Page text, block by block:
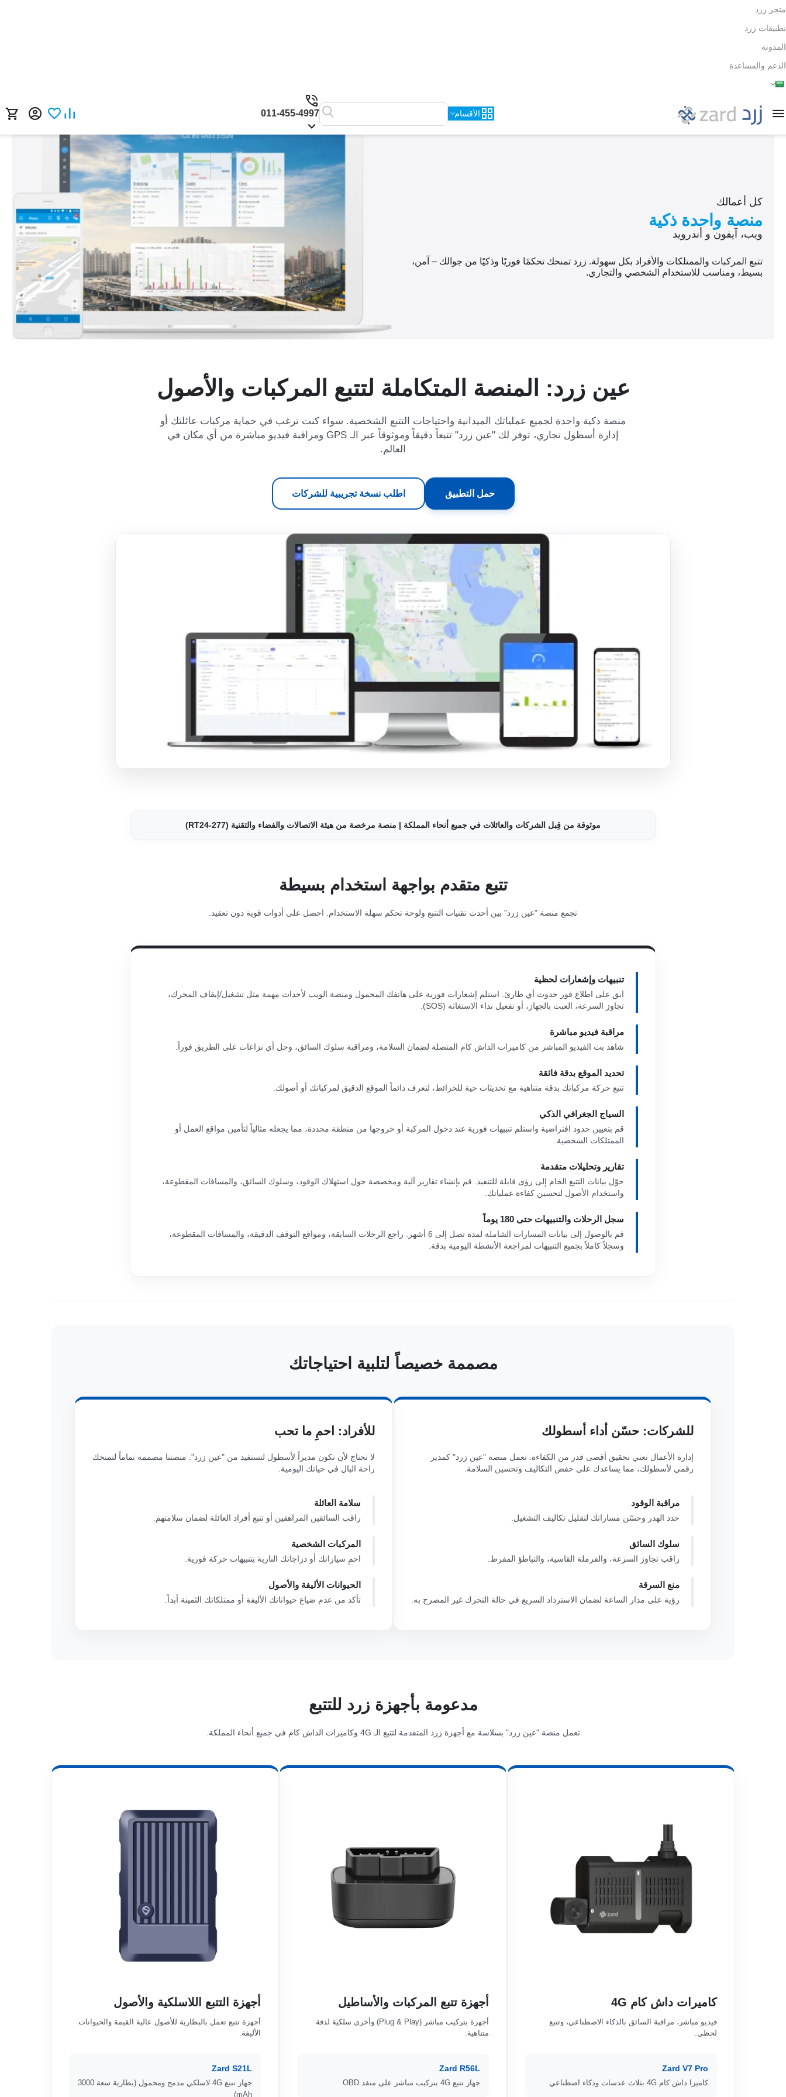
متجر زرد
تطبيقات زرد
المدونة
الدعم والمساعدة
الأقسام 011-455-4997
كل أعمالك
منصة واحدة ذكية
ويب، آيفون و أندرويد
تتبع المركبات والممتلكات والأفراد بكل سهولة. زرد تمنحك تحكمًا فوريًا وذكيًا من جوالك – آمن،
بسيط، ومناسب للاستخدام الشخصي والتجاري.
عين زرد: المنصة المتكاملة لتتبع المركبات والأصول
منصة ذكية واحدة لجميع عملياتك الميدانية واحتياجات التتبع الشخصية. سواء كنت ترغب في حماية مركبات عائلتك أو
إدارة أسطول تجاري، توفر لك "عين زرد" تتبعاً دقيقاً وموثوقاً عبر الـ GPS ومراقبة فيديو مباشرة من أي مكان في
العالم.
حمل التطبيق اطلب نسخة تجريبية للشركات
موثوقة من قِبل الشركات والعائلات في جميع أنحاء المملكة | منصة مرخصة من هيئة الاتصالات والفضاء والتقنية (RT24-277)
تتبع متقدم بواجهة استخدام بسيطة
تجمع منصة "عين زرد" بين أحدث تقنيات التتبع ولوحة تحكم سهلة الاستخدام. احصل على أدوات قوية دون تعقيد.
تنبيهات وإشعارات لحظية
ابق على اطلاع فور حدوث أي طارئ. استلم إشعارات فورية على هاتفك المحمول ومنصة الويب لأحداث مهمة مثل تشغيل/إيقاف المحرك،
تجاوز السرعة، العبث بالجهاز، أو تفعيل نداء الاستغاثة (SOS).
مراقبة فيديو مباشرة
شاهد بث الفيديو المباشر من كاميرات الداش كام المتصلة لضمان السلامة، ومراقبة سلوك السائق، وحل أي نزاعات على الطريق فوراً.
تحديد الموقع بدقة فائقة
تتبع حركة مركباتك بدقة متناهية مع تحديثات حية للخرائط، لتعرف دائماً الموقع الدقيق لمركباتك أو أصولك.
السياج الجغرافي الذكي
قم بتعيين حدود افتراضية واستلم تنبيهات فورية عند دخول المركبة أو خروجها من منطقة محددة، مما يجعله مثالياً لتأمين مواقع العمل أو
الممتلكات الشخصية.
تقارير وتحليلات متقدمة
حوّل بيانات التتبع الخام إلى رؤى قابلة للتنفيذ. قم بإنشاء تقارير آلية ومخصصة حول استهلاك الوقود، وسلوك السائق، والمسافات المقطوعة،
واستخدام الأصول لتحسين كفاءة عملياتك.
سجل الرحلات والتنبيهات حتى 180 يوماً
قم بالوصول إلى بيانات المسارات الشاملة لمدة تصل إلى 6 أشهر. راجع الرحلات السابقة، ومواقع التوقف الدقيقة، والمسافات المقطوعة،
وسجلاً كاملاً بجميع التنبيهات لمراجعة الأنشطة اليومية بدقة.
مصممة خصيصاً لتلبية احتياجاتك
للشركات: حسّن أداء أسطولك
إدارة الأعمال تعني تحقيق أقصى قدر من الكفاءة. تعمل منصة "عين زرد" كمدير
رقمي لأسطولك، مما يساعدك على خفض التكاليف وتحسين السلامة.
مراقبة الوقود
حدد الهدر وحسّن مساراتك لتقليل تكاليف التشغيل.
سلوك السائق
راقب تجاوز السرعة، والفرملة القاسية، والتباطؤ المفرط.
منع السرقة
رؤية على مدار الساعة لضمان الاسترداد السريع في حالة التحرك غير المصرح به.
للأفراد: احمِ ما تحب
لا تحتاج لأن تكون مديراً لأسطول لتستفيد من "عين زرد". منصتنا مصممة تماماً لتمنحك
راحة البال في حياتك اليومية.
سلامة العائلة
راقب السائقين المراهقين أو تتبع أفراد العائلة لضمان سلامتهم.
المركبات الشخصية
احمِ سياراتك أو دراجاتك النارية بتنبيهات حركة فورية.
الحيوانات الأليفة والأصول
تأكد من عدم ضياع حيواناتك الأليفة أو ممتلكاتك الثمينة أبداً.
مدعومة بأجهزة زرد للتتبع
تعمل منصة "عين زرد" بسلاسة مع أجهزة زرد المتقدمة لتتبع الـ 4G وكاميرات الداش كام في جميع أنحاء المملكة.
كاميرات داش كام 4G
فيديو مباشر، مراقبة السائق بالذكاء الاصطناعي، وتتبع
لحظي.
Zard V7 Pro
كاميرا داش كام 4G بثلاث عدسات وذكاء اصطناعي
أجهزة تتبع المركبات والأساطيل
أجهزة بتركيب مباشر (Plug & Play) وأخرى سلكية لدقة
متناهية.
Zard R56L
جهاز تتبع 4G بتركيب مباشر على منفذ OBD
أجهزة التتبع اللاسلكية والأصول
أجهزة تتبع تعمل بالبطارية للأصول عالية القيمة والحيوانات
الأليفة.
Zard S21L
جهاز تتبع 4G لاسلكي مدمج ومحمول (بطارية سعة 3000
mAh)